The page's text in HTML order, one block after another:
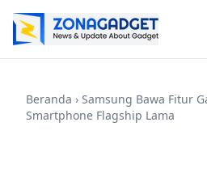
Beranda › Samsung Bawa Fitur
Smartphone Flagship Lama